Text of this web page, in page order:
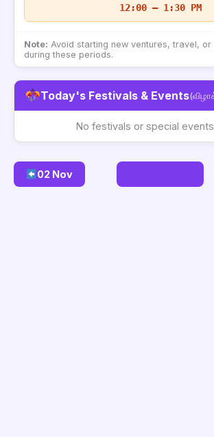
12:00 – 1:30 PM
Note: Avoid starting new ventures, travel,
during these periods.
Today's Festivals & Events
No festivals or special
02 Nov